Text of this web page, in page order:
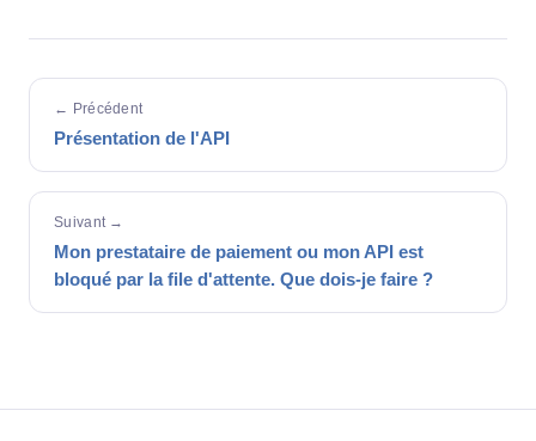
← Précédent
Présentation de l'API
Suivant →
Mon prestataire de paiement ou mon API est
bloqué par la file d'attente. Que dois-je faire ?